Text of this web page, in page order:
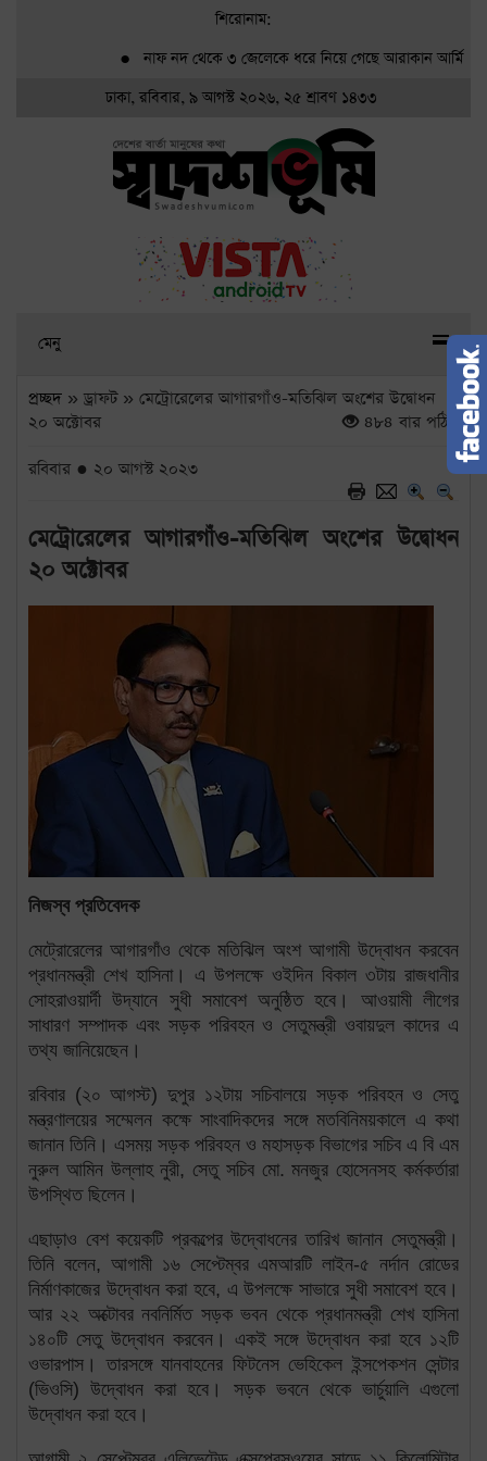
শিরোনাম:
নাফ নদ থেকে ৩ জেলেকে ধরে নিয়ে গেছে আরাকান আর্মি●
ঢাকা, রবিবার, ৯ আগস্ট ২০২৬, ২৫ শ্রাবণ ১৪৩৩
মেনু
প্রচ্ছদ » ড্রাফট » মেট্রোরেলের আগারগাঁও-মতিঝিল অংশের উদ্বোধন
২০ অক্টোবর
৪৮৪ বার পঠিত
রবিবার ● ২০ আগস্ট ২০২৩
মেট্রোরেলের আগারগাঁও-মতিঝিল অংশের উদ্বোধন
২০ অক্টোবর
নিজস্ব প্রতিবেদক
মেট্রোরেলের আগারগাঁও থেকে মতিঝিল অংশ আগামী উদ্বোধন করবেন
প্রধানমন্ত্রী শেখ হাসিনা। এ উপলক্ষে ওইদিন বিকাল ৩টায় রাজধানীর
সোহরাওয়ার্দী উদ্যানে সুধী সমাবেশ অনুষ্ঠিত হবে। আওয়ামী লীগের
সাধারণ সম্পাদক এবং সড়ক পরিবহন ও সেতুমন্ত্রী ওবায়দুল কাদের এ
তথ্য জানিয়েছেন।
রবিবার (২০ আগস্ট) দুপুর ১২টায় সচিবালয়ে সড়ক পরিবহন ও সেতু
মন্ত্রণালয়ের সম্মেলন কক্ষে সাংবাদিকদের সঙ্গে মতবিনিময়কালে এ কথা
জানান তিনি। এসময় সড়ক পরিবহন ও মহাসড়ক বিভাগের সচিব এ বি এম
নুরুল আমিন উল্লাহ নুরী, সেতু সচিব মো. মনজুর হোসেনসহ কর্মকর্তারা
উপস্থিত ছিলেন।
এছাড়াও বেশ কয়েকটি প্রকল্পের উদ্বোধনের তারিখ জানান সেতুমন্ত্রী।
তিনি বলেন, আগামী ১৬ সেপ্টেম্বর এমআরটি লাইন-৫ নর্দান রোডের
নির্মাণকাজের উদ্বোধন করা হবে, এ উপলক্ষে সাভারে সুধী সমাবেশ হবে।
আর ২২ অক্টোবর নবনির্মিত সড়ক ভবন থেকে প্রধানমন্ত্রী শেখ হাসিনা
১৪০টি সেতু উদ্বোধন করবেন। একই সঙ্গে উদ্বোধন করা হবে ১২টি
ওভারপাস। তারসঙ্গে যানবাহনের ফিটনেস ভেহিকেল ইন্সপেকশন সেন্টার
(ভিওসি) উদ্বোধন করা হবে। সড়ক ভবনে থেকে ভার্চুয়ালি এগুলো
উদ্বোধন করা হবে।